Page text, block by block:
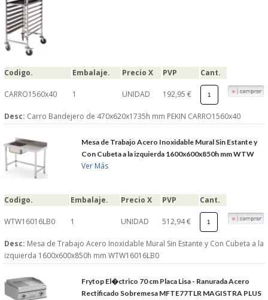
Codigo. Embalaje. Precio X PVP Cant.
CARRO1560x40 1 UNIDAD 192,95 €
Desc: Carro Bandejero de 470x620x1735h mm PEKIN CARRO1560x40
Mesa de Trabajo Acero Inoxidable Mural Sin Estante y
Con Cubeta a la izquierda 1600x600x850h mm WTW
Ver Más
Codigo. Embalaje. Precio X PVP Cant.
WTW16016LB0 1 UNIDAD 512,94 €
Desc: Mesa de Trabajo Acero Inoxidable Mural Sin Estante y Con Cubeta a la
izquierda 1600x600x850h mm WTW16016LB0
Frytop El�ctrico 70 cm Placa Lisa - Ranurada Acero
Rectificado Sobremesa MFTE77TLR MAGISTRA PLUS